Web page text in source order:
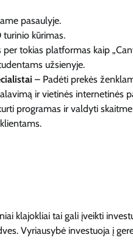
pasaulyje.
turinio kūrimas.
tokias platformas kaip
užsienyje.
– Padėti prekės
ir vietinės internetinės
programas ir valdyti
klajokliai tai gali įveikti
Vyriausybė investuoja į